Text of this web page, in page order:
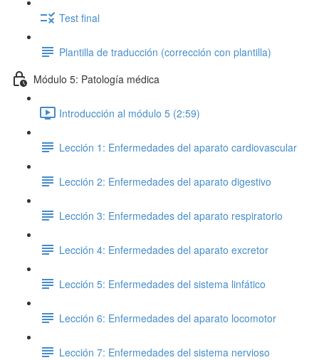
Test final
Plantilla de traducción (corrección con plantilla)
Módulo 5: Patología médica
Introducción al módulo 5 (2:59)
Lección 1: Enfermedades del aparato cardiovascular
Lección 2: Enfermedades del aparato digestivo
Lección 3: Enfermedades del aparato respiratorio
Lección 4: Enfermedades del aparato excretor
Lección 5: Enfermedades del sistema linfático
Lección 6: Enfermedades del aparato locomotor
Lección 7: Enfermedades del sistema nervioso